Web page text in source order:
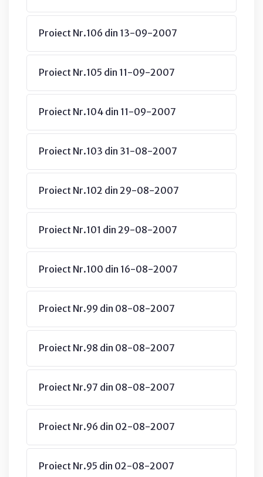
Proiect Nr.106 din 13-09-2007
Proiect Nr.105 din 11-09-2007
Proiect Nr.104 din 11-09-2007
Proiect Nr.103 din 31-08-2007
Proiect Nr.102 din 29-08-2007
Proiect Nr.101 din 29-08-2007
Proiect Nr.100 din 16-08-2007
Proiect Nr.99 din 08-08-2007
Proiect Nr.98 din 08-08-2007
Proiect Nr.97 din 08-08-2007
Proiect Nr.96 din 02-08-2007
Proiect Nr.95 din 02-08-2007